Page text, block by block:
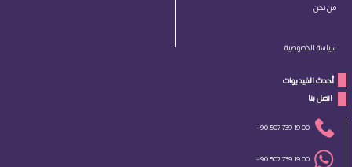
من نحن
سياسة الخصوصية
أحدث الفيديوات
اتصل بنا
+90 507 739 19 00
+90 507 739 19 00